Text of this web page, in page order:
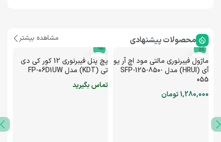
محصولات پیشنهادی مشاهده بیشتر
ماژول فیبرنوری مالتی مود اچ آر یو
آی (HRUI) مدل SFP-125-850-
055
1,280,000تومان
پچ پنل فیبرنوری 12 کور کی دی
تی (KDT) مدل FP-06D1UW
تماس بگیرید